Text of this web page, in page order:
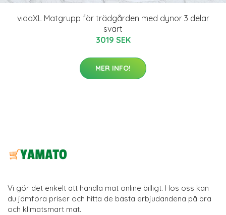
vidaXL Matgrupp för trädgården med dynor 3 delar
svart
3019 SEK
MER INFO!
Vi gör det enkelt att handla mat online billigt. Hos oss kan
du jämföra priser och hitta de bästa erbjudandena på bra
och klimatsmart mat.